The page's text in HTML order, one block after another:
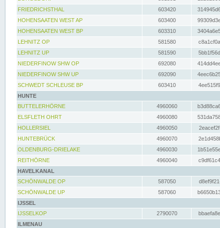
FRIEDRICHSTHAL
603420
HOHENSAATEN WEST AP
603400
HOHENSAATEN WEST BP
603310
LEHNITZ OP
581580
LEHNITZ UP
581590
NIEDERFINOW SHW OP
692080
NIEDERFINOW SHW UP
692090
SCHWEDT SCHLEUSE BP
603410
HUNTE
BUTTELERHÖRNE
4960060
ELSFLETH OHRT
4960080
HOLLERSIEL
4960050
HUNTEBRÜCK
4960070
OLDENBURG-DRIELAKE
4960030
REITHÖRNE
4960040
HAVELKANAL
SCHÖNWALDE OP
587050
SCHÖNWALDE UP
587060
IJSSEL
IJSSELKOP
2790070
ILMENAU